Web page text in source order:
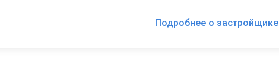
Подробнее о застройщике